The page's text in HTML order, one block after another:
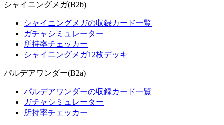
シャイニングメガ(B2b)
シャイニングメガの収録カード一覧
ガチャシミュレーター
所持率チェッカー
シャイニングメガ12枚デッキ
パルデアワンダー(B2a)
パルデアワンダーの収録カード一覧
ガチャシミュレーター
所持率チェッカー